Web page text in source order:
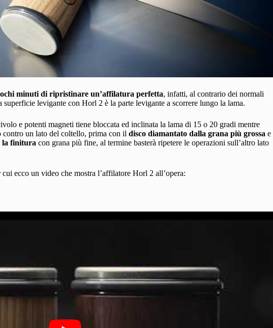
minuti di ripristinare un’affilatura perfetta, infatti, al contrario dei normali
levigante con Horl 2 è la parte levigante a scorrere lungo la lama.
e potenti magneti tiene bloccata ed inclinata la lama di 15 o 20 gradi mentre
un lato del coltello, prima con il disco diamantato dalla grana più grossa e
la finitura con grana più fine, al termine basterà ripetere le operazioni sull’altro lato
ecco un video che mostra l’affilatore Horl 2 all’opera: